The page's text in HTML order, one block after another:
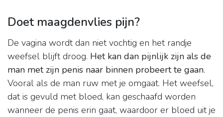
Doet maagdenvlies pijn?
De vagina wordt dan niet vochtig en het randje
weefsel blijft droog. Het kan dan pijnlijk zijn als de
man met zijn penis naar binnen probeert te gaan.
Vooral als de man ruw met je omgaat. Het weefsel,
dat is gevuld met bloed, kan geschaafd worden
wanneer de penis erin gaat, waardoor er bloed uit je